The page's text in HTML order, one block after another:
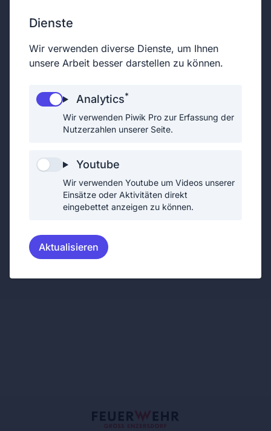
TYPE/MARKE
Thor R 758
350kg
HÖCHST ZUL. GESAMTGEWICHT
1950kg
DATUM DER ZULASSUNG
28.04.1995
Dienste
Wir verwenden diverse Dienste, um Ihnen
unsere Arbeit besser darstellen zu können.
Analytics*
Wir verwenden Piwik Pro zur Erfassung der
Nutzerzahlen unserer Seite.
Youtube
Wir verwenden Youtube um Videos unserer
Einsätze oder Aktivitäten direkt
eingebettet anzeigen zu können.
Aktualisieren